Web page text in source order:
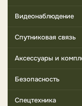
Видеонаблюдение
Спутниковая связь
Аксессуары и
Безопасность
Спецтехника